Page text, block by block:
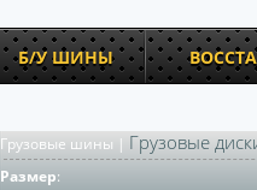
Б/У ШИНЫ
Грузовые шины | Грузовые
Размер: